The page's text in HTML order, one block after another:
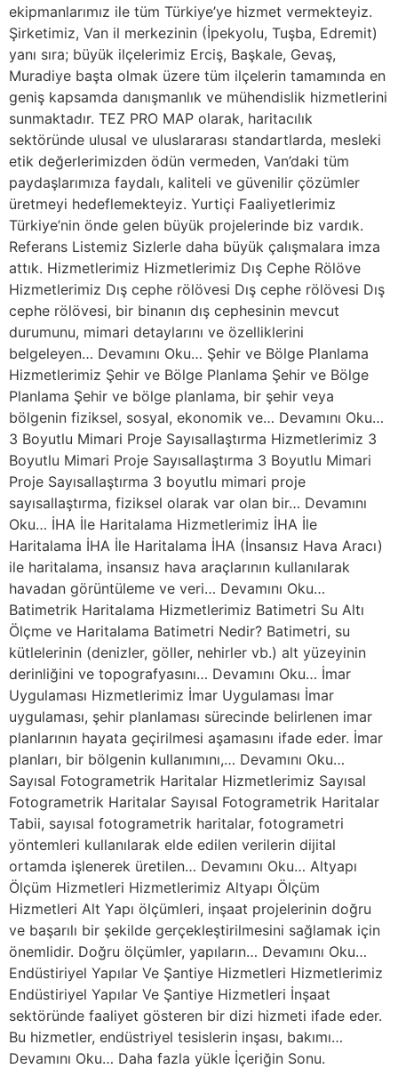
ekipmanlarımız ile tüm Türkiye’ye hizmet vermekteyiz.
Şirketimiz, Van il merkezinin (İpekyolu, Tuşba, Edremit)
yanı sıra; büyük ilçelerimiz Erciş, Başkale, Gevaş,
Muradiye başta olmak üzere tüm ilçelerin tamamında en
geniş kapsamda danışmanlık ve mühendislik hizmetlerini
sunmaktadır. TEZ PRO MAP olarak, haritacılık
sektöründe ulusal ve uluslararası standartlarda, mesleki
etik değerlerimizden ödün vermeden, Van’daki tüm
paydaşlarımıza faydalı, kaliteli ve güvenilir çözümler
üretmeyi hedeflemekteyiz. Yurtiçi Faaliyetlerimiz
Türkiye’nin önde gelen büyük projelerinde biz vardık.
Referans Listemiz Sizlerle daha büyük çalışmalara imza
attık. Hizmetlerimiz Hizmetlerimiz Dış Cephe Rölöve
Hizmetlerimiz Dış cephe rölövesi Dış cephe rölövesi Dış
cephe rölövesi, bir binanın dış cephesinin mevcut
durumunu, mimari detaylarını ve özelliklerini
belgeleyen… Devamını Oku… Şehir ve Bölge Planlama
Hizmetlerimiz Şehir ve Bölge Planlama Şehir ve Bölge
Planlama Şehir ve bölge planlama, bir şehir veya
bölgenin fiziksel, sosyal, ekonomik ve… Devamını Oku…
3 Boyutlu Mimari Proje Sayısallaştırma Hizmetlerimiz 3
Boyutlu Mimari Proje Sayısallaştırma 3 Boyutlu Mimari
Proje Sayısallaştırma 3 boyutlu mimari proje
sayısallaştırma, fiziksel olarak var olan bir… Devamını
Oku… İHA İle Haritalama Hizmetlerimiz İHA İle
Haritalama İHA İle Haritalama İHA (İnsansız Hava Aracı)
ile haritalama, insansız hava araçlarının kullanılarak
havadan görüntüleme ve veri… Devamını Oku…
Batimetrik Haritalama Hizmetlerimiz Batimetri Su Altı
Ölçme ve Haritalama Batimetri Nedir? Batimetri, su
kütlelerinin (denizler, göller, nehirler vb.) alt yüzeyinin
derinliğini ve topografyasını… Devamını Oku… İmar
Uygulaması Hizmetlerimiz İmar Uygulaması İmar
uygulaması, şehir planlaması sürecinde belirlenen imar
planlarının hayata geçirilmesi aşamasını ifade eder. İmar
planları, bir bölgenin kullanımını,… Devamını Oku…
Sayısal Fotogrametrik Haritalar Hizmetlerimiz Sayısal
Fotogrametrik Haritalar Sayısal Fotogrametrik Haritalar
Tabii, sayısal fotogrametrik haritalar, fotogrametri
yöntemleri kullanılarak elde edilen verilerin dijital
ortamda işlenerek üretilen… Devamını Oku… Altyapı
Ölçüm Hizmetleri Hizmetlerimiz Altyapı Ölçüm
Hizmetleri Alt Yapı ölçümleri, inşaat projelerinin doğru
ve başarılı bir şekilde gerçekleştirilmesini sağlamak için
önemlidir. Doğru ölçümler, yapıların… Devamını Oku…
Endüstiriyel Yapılar Ve Şantiye Hizmetleri Hizmetlerimiz
Endüstiriyel Yapılar Ve Şantiye Hizmetleri İnşaat
sektöründe faaliyet gösteren bir dizi hizmeti ifade eder.
Bu hizmetler, endüstriyel tesislerin inşası, bakımı…
Devamını Oku… Daha fazla yükle İçeriğin Sonu.